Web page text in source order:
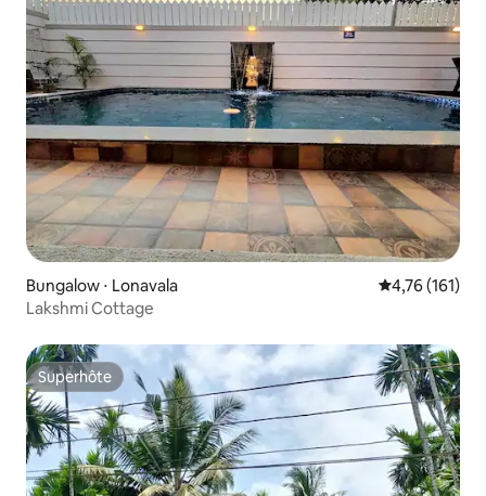
Bungalow ⋅ Lonavala Évaluation
4,76 (161)
Lakshmi Cottage
Superhôte
Superhôte